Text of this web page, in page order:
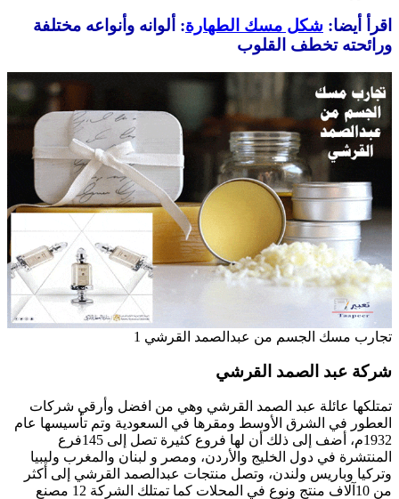
اقرأ أيضا: شكل مسك الطهارة: ألوانه وأنواعه مختلفة
ورائحته تخطف القلوب
تجارب مسك الجسم من عبدالصمد القرشي 1
شركة عبد الصمد القرشي
تمتلكها عائلة عبد الصمد القرشي وهي من افضل وأرقي شركات
العطور في الشرق الأوسط ومقرها في السعودية وتم تأسيسها عام
1932م، أضف إلى ذلك أن لها فروع كثيرة تصل إلى 145فرع
المنتشرة في دول الخليج والأردن، ومصر و لبنان والمغرب وليبيا
وتركيا وباريس ولندن، وتصل منتجات عبدالصمد القرشي إلى أكثر
من 10آلاف منتج ونوع في المحلات كما تمتلك الشركة 12 مصنع